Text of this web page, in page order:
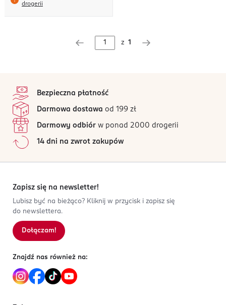
drogerii
z 1
Bezpieczna płatność
Darmowa dostawa od 199 zł
Darmowy odbiór w ponad 2000 drogerii
14 dni na zwrot zakupów
Zapisz się na newsletter!
Lubisz być na bieżąco? Kliknij w przycisk i zapisz się
do newslettera.
Dołączam!
Znajdź nas również na: